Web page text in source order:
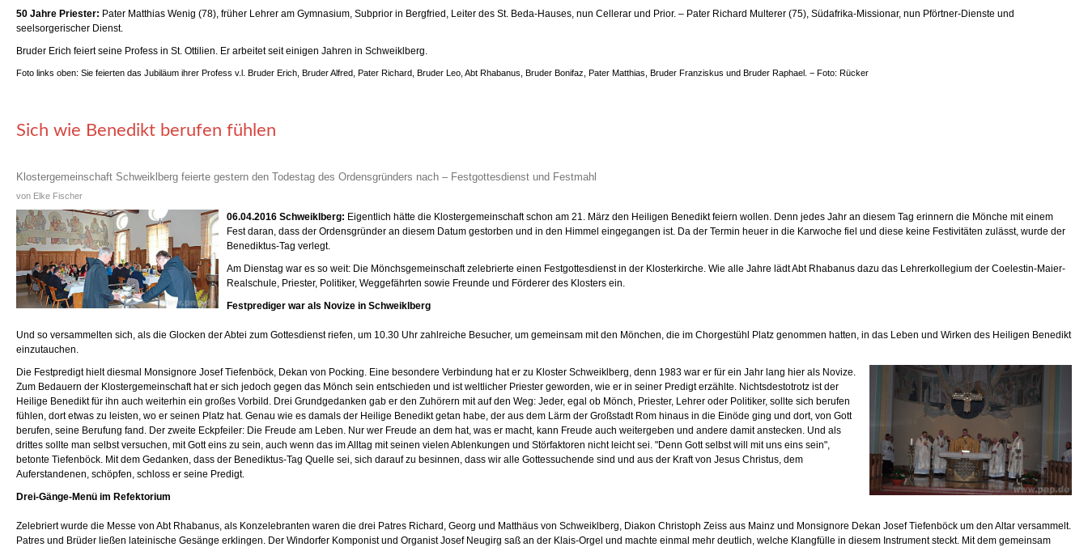
50 Jahre Priester: Pater Matthias Wenig (78), früher Lehrer am Gymnasium, Subprior in Bergfried, Leiter des St. Beda-Hauses, nun Cellerar und Prior. – Pater Richard Multerer (75), Südafrika-Missionar, nun Pförtner-Dienste und
seelsorgerischer Dienst.
Bruder Erich feiert seine Profess in St. Ottilien. Er arbeitet seit einigen Jahren in Schweiklberg.
Foto links oben: Sie feierten das Jubiläum ihrer Profess v.l. Bruder Erich, Bruder Alfred, Pater Richard, Bruder Leo, Abt Rhabanus, Bruder Bonifaz, Pater Matthias, Bruder Franziskus und Bruder Raphael. − Foto: Rücker
Sich wie Benedikt berufen fühlen
Klostergemeinschaft Schweiklberg feierte gestern den Todestag des Ordensgründers nach – Festgottesdienst und Festmahl
von Elke Fischer
06.04.2016 Schweiklberg: Eigentlich hätte die Klostergemeinschaft schon am 21. März den Heiligen Benedikt feiern wollen. Denn jedes Jahr an diesem Tag erinnern die Mönche mit einem
Fest daran, dass der Ordensgründer an diesem Datum gestorben und in den Himmel eingegangen ist. Da der Termin heuer in die Karwoche fiel und diese keine Festivitäten zulässt, wurde der
Benediktus-Tag verlegt.
Am Dienstag war es so weit: Die Mönchsgemeinschaft zelebrierte einen Festgottesdienst in der Klosterkirche. Wie alle Jahre lädt Abt Rhabanus dazu das Lehrerkollegium der Coelestin-Maier-
Realschule, Priester, Politiker, Weggefährten sowie Freunde und Förderer des Klosters ein.
Festprediger war als Novize in Schweiklberg
Und so versammelten sich, als die Glocken der Abtei zum Gottesdienst riefen, um 10.30 Uhr zahlreiche Besucher, um gemeinsam mit den Mönchen, die im Chorgestühl Platz genommen hatten, in das Leben und Wirken des Heiligen Benedikt
einzutauchen.
Die Festpredigt hielt diesmal Monsignore Josef Tiefenböck, Dekan von Pocking. Eine besondere Verbindung hat er zu Kloster Schweiklberg, denn 1983 war er für ein Jahr lang hier als Novize.
Zum Bedauern der Klostergemeinschaft hat er sich jedoch gegen das Mönch sein entschieden und ist weltlicher Priester geworden, wie er in seiner Predigt erzählte. Nichtsdestotrotz ist der
Heilige Benedikt für ihn auch weiterhin ein großes Vorbild. Drei Grundgedanken gab er den Zuhörern mit auf den Weg: Jeder, egal ob Mönch, Priester, Lehrer oder Politiker, sollte sich berufen
fühlen, dort etwas zu leisten, wo er seinen Platz hat. Genau wie es damals der Heilige Benedikt getan habe, der aus dem Lärm der Großstadt Rom hinaus in die Einöde ging und dort, von Gott
berufen, seine Berufung fand. Der zweite Eckpfeiler: Die Freude am Leben. Nur wer Freude an dem hat, was er macht, kann Freude auch weitergeben und andere damit anstecken. Und als
drittes sollte man selbst versuchen, mit Gott eins zu sein, auch wenn das im Alltag mit seinen vielen Ablenkungen und Störfaktoren nicht leicht sei. "Denn Gott selbst will mit uns eins sein",
betonte Tiefenböck. Mit dem Gedanken, dass der Benediktus-Tag Quelle sei, sich darauf zu besinnen, dass wir alle Gottessuchende sind und aus der Kraft von Jesus Christus, dem
Auferstandenen, schöpfen, schloss er seine Predigt.
Drei-Gänge-Menü im Refektorium
Zelebriert wurde die Messe von Abt Rhabanus, als Konzelebranten waren die drei Patres Richard, Georg und Matthäus von Schweiklberg, Diakon Christoph Zeiss aus Mainz und Monsignore Dekan Josef Tiefenböck um den Altar versammelt.
Patres und Brüder ließen lateinische Gesänge erklingen. Der Windorfer Komponist und Organist Josef Neugirg saß an der Klais-Orgel und machte einmal mehr deutlich, welche Klangfülle in diesem Instrument steckt. Mit dem gemeinsam